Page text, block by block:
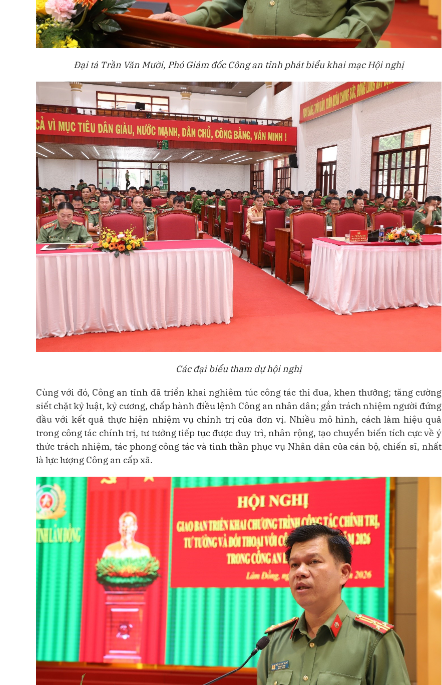
Đại tá Trần Văn Mười, Phó Giám đốc Công an tỉnh phát biểu khai mạc Hội nghị
Các đại biểu tham dự hội nghị
Cùng với đó, Công an tỉnh đã triển khai nghiêm túc công tác thi đua, khen thưởng; tăng cường
siết chặt kỷ luật, kỷ cương, chấp hành điều lệnh Công an nhân dân; gắn trách nhiệm người đứng
đầu với kết quả thực hiện nhiệm vụ chính trị của đơn vị. Nhiều mô hình, cách làm hiệu quả
trong công tác chính trị, tư tưởng tiếp tục được duy trì, nhân rộng, tạo chuyển biến tích cực về ý
thức trách nhiệm, tác phong công tác và tinh thần phục vụ Nhân dân của cán bộ, chiến sĩ, nhất
là lực lượng Công an cấp xã.